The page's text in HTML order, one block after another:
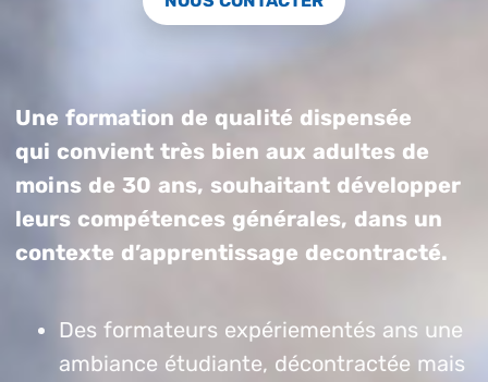
Une formation de qualité dispensée
qui convient très bien aux adultes de
moins de 30 ans, souhaitant développer
leurs compétences générales, dans un
contexte d’apprentissage decontracté.
Des formateurs expériementés ans une
ambiance étudiante, décontractée mais